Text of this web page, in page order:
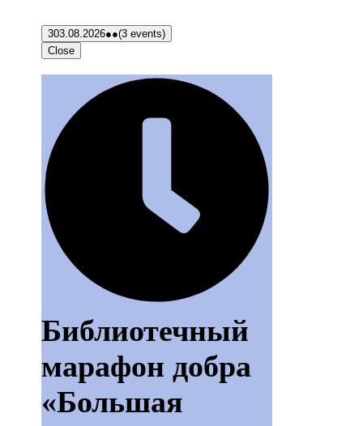
303.08.2026●●(3 events)
Close
Библиотечный
марафон добра
«Большая